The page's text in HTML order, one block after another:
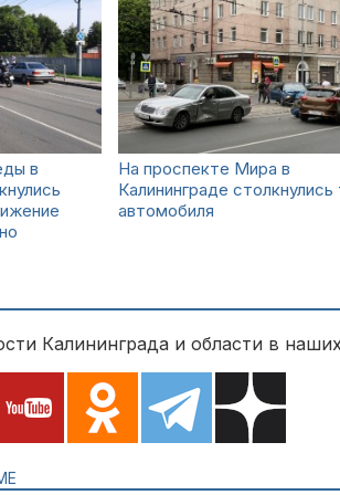
в
На проспекте Мира в
Калининграде столкнулись
автомобиля
Калининграда и области в